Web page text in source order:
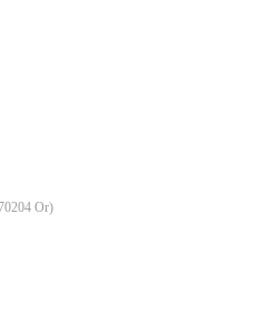
Or)